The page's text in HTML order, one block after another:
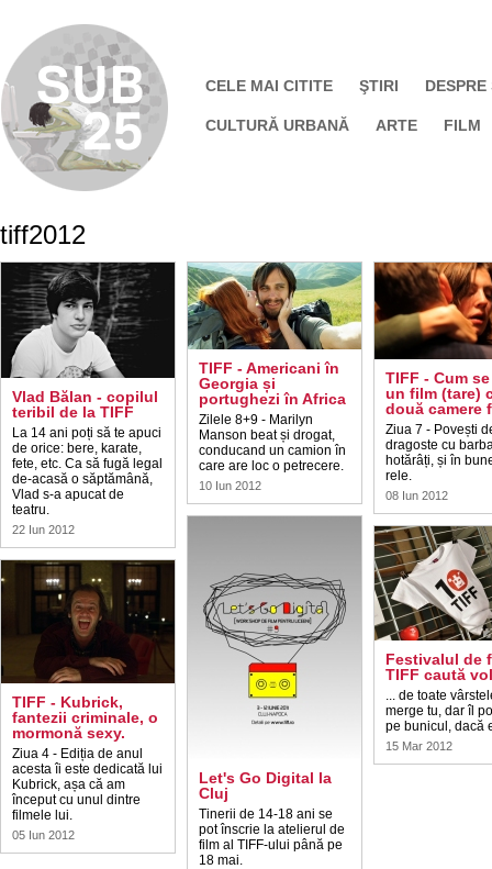
CELE MAI CITITE ŞTIRI DESPRE
CULTURĂ URBANĂ ARTE FILM
tiff2012
Vlad Bălan - copilul
teribil de la TIFF
La 14 ani poți să te apuci
de orice: bere, karate,
fete, etc. Ca să fugă legal
de-acasă o săptămână,
Vlad s-a apucat de
teatru.
22 Iun 2012
TIFF - Kubrick,
fantezii criminale, o
mormonă sexy.
Ziua 4 - Ediția de anul
acesta îi este dedicată lui
Kubrick, așa că am
început cu unul dintre
filmele lui.
05 Iun 2012
TIFF - Americani în
Georgia și
portughezi în Africa
Zilele 8+9 - Marilyn
Manson beat și drogat,
conducand un camion în
care are loc o petrecere.
10 Iun 2012
Let's Go Digital la
Cluj
Tinerii de 14-18 ani se
pot înscrie la atelierul de
film al TIFF-ului până pe
18 mai.
TIFF - Cum
un film (tare)
două camere
Ziua 7 - Povești
dragoste cu
hotărâți, și în
rele.
08 Iun 2012
Festivalul de
TIFF caută
... de toate
merge tu, dar îl
pe bunicul, dacă
15 Mar 2012